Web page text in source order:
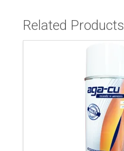
Related Products